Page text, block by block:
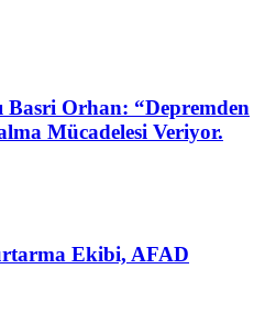
Basri Orhan: “Depremden
Mücadelesi Veriyor.
Ekibi, AFAD